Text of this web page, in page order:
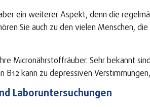
ein weiterer Aspekt, denn die
Sie auch zu den vielen Menschen,
Micronährstoffräuber. Sehr bekannt
B12 kann zu depressiven
Laboruntersuchungen